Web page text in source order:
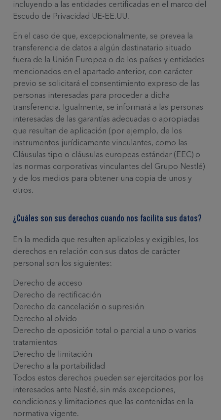
incluyendo a las entidades certificadas en el marco del
Escudo de Privacidad UE-EE.UU.
En el caso de que, excepcionalmente, se prevea la
transferencia de datos a algún destinatario situado
fuera de la Unión Europea o de los países y entidades
mencionados en el apartado anterior, con carácter
previo se solicitará el consentimiento expreso de las
personas interesadas para proceder a dicha
transferencia. Igualmente, se informará a las personas
interesadas de las garantías adecuadas o apropiadas
que resultan de aplicación (por ejemplo, de los
instrumentos jurídicamente vinculantes, como las
Cláusulas tipo o cláusulas europeas estándar (EEC) o
las normas corporativas vinculantes del Grupo Nestlé)
y de los medios para obtener una copia de unos y
otros.
¿Cuáles son sus derechos cuando nos facilita sus datos?
En la medida que resulten aplicables y exigibles, los
derechos en relación con sus datos de carácter
personal son los siguientes:
Derecho de acceso
Derecho de rectificación
Derecho de cancelación o supresión
Derecho al olvido
Derecho de oposición total o parcial a uno o varios
tratamientos
Derecho de limitación
Derecho a la portabilidad
Todos estos derechos pueden ser ejercitados por los
interesados ante Nestlé, sin más excepciones,
condiciones y limitaciones que las contenidas en la
normativa vigente.